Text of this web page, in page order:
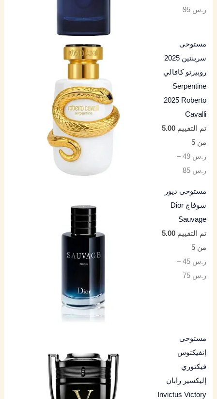
ر.س 95
مستوحى
سربنتين 2025
روبيرتو كافالي
Serpentine
2025 Roberto
Cavalli
تم التقييم5.00
من 5
ر.س 49
–
ر.س 85
مستوحى ديور
سوفاج Dior
Sauvage
تم التقييم5.00
من 5
ر.س 45
–
ر.س 75
مستوحى
إنفيكتوس
فيكتوري
إليكسير رابان
Invictus Victory